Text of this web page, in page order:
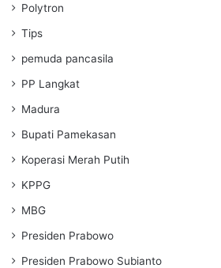
Polytron
Tips
pemuda pancasila
PP Langkat
Madura
Bupati Pamekasan
Koperasi Merah Putih
KPPG
MBG
Presiden Prabowo
Presiden Prabowo Subianto